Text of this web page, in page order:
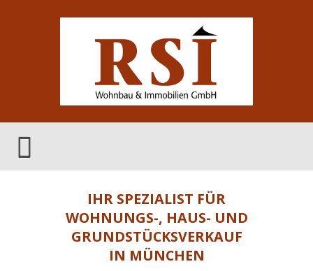
IHR SPEZIALIST FÜR
WOHNUNGS-, HAUS- UND
GRUNDSTÜCKSVERKAUF
IN MÜNCHEN